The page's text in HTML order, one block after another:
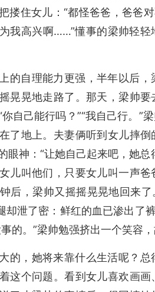
搂住女儿：“都怪爸爸，爸爸
我高兴啊……”懂事的梁帅轻
的自理能力更强，半年以后
晃晃地走路了。那天，梁帅
自己能行吗？”“我自己行。”
了地上。夫妻俩听到女儿摔
眼神：“让她自己起来吧，她
儿叫他们，只要女儿叫一声
后，梁帅又摇摇晃晃地回来了
却泄了密：鲜红的血已渗出了
的。”梁帅勉强挤出一个笑容，
的，她将来靠什么生活呢？
这个问题。看到女儿喜欢画